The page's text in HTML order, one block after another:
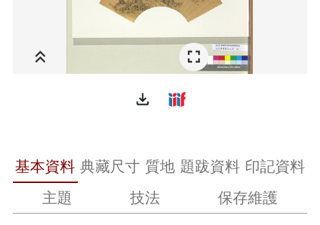
file_download
基本資料 典藏尺寸 質地 題跋資料 印記資料
主題
技法 保存維護